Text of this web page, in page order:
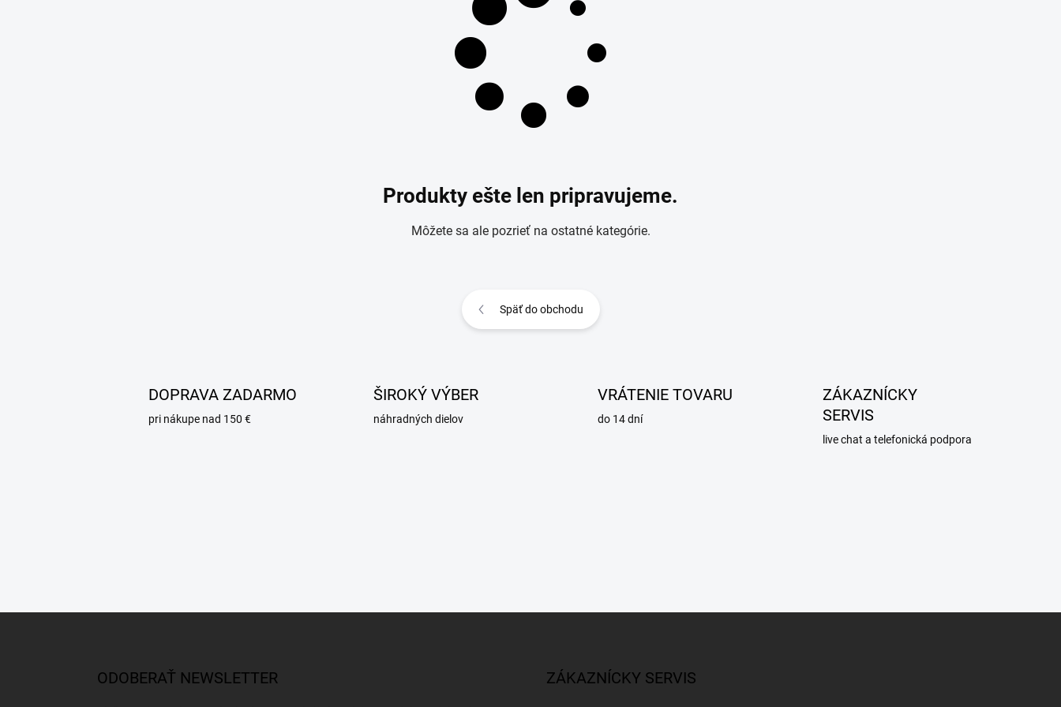
Produkty ešte len pripravujeme.
Môžete sa ale pozrieť na ostatné kategórie.
Späť do obchodu
DOPRAVA ZADARMO
pri nákupe nad 150 €
ŠIROKÝ VÝBER
náhradných dielov
VRÁTENIE TOVARU
do 14 dní
ZÁKAZNÍCKY
SERVIS
live chat a telefonická podpora
ODOBERAŤ NEWSLETTER ZÁKAZNÍCKY SERVIS